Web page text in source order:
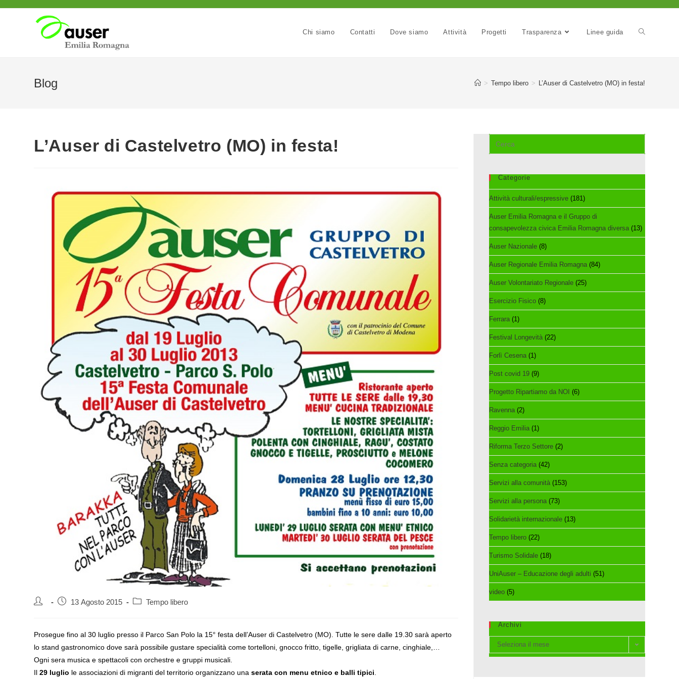
Chi siamo Contatti Dove siamo Attività Progetti Trasparenza Linee guida
Blog > Tempo libero > L’Auser di Castelvetro (MO) in festa!
L’Auser di Castelvetro (MO) in festa!
Autore Articolo13 Agosto 2015
Categoria
Tempo libero
Prosegue fino al 30 luglio presso il Parco San Polo la 15° festa dell’Auser di Castelvetro (MO). Tutte le sere dalle 19.30 sarà aperto
lo stand gastronomico dove sarà possibile gustare specialità come tortelloni, gnocco fritto, tigelle, grigliata di carne, cinghiale,…
Ogni sera musica e spettacoli con orchestre e gruppi musicali.
Il 29 luglio le associazioni di migranti del territorio organizzano unaserata con menu etnico e balli tipici
nel
webCategorie
Attività culturali/espressive (181)
Auser Emilia Romagna e il Gruppo di
consapevolezza civica Emilia Romagna diversa (13)
Auser Nazionale (8)
Auser Regionale Emilia Romagna (84)
Auser Volontariato Regionale (25)
Esercizio Fisico (8)
Ferrara (1)
Festival Longevità (22)
Forlì Cesena (1)
Post covid 19 (9)
Progetto Ripartiamo da NOI (6)
Ravenna (2)
Reggio Emilia (1)
Riforma Terzo Settore (2)
Senza categoria (42)
Servizi alla comunità (153)
Servizi alla persona (73)
Solidarietà internazionale (13)
Tempo libero (22)
Turismo Solidale (18)
UniAuser – Educazione degli adulti (51)
video (5)
Archivi
Archivi
Seleziona il mese